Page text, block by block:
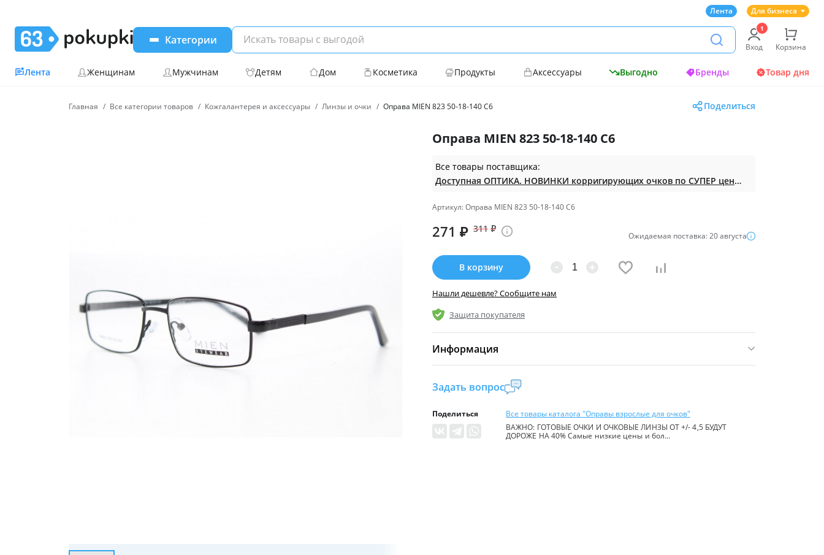
Лента Для бизнеса
Категории
Вход Корзина
Лента Женщинам Мужчинам Детям Дом Косметика Продукты Аксессуары Выгодно Бренды Товар дня
Главная Все категории товаров Кожгалантерея и аксессуары Линзы и очки Оправа MIEN 823 50-18-140 C6 Поделиться
Оправа MIEN 823 50-18-140 C6
Все товары поставщика:
Доступная ОПТИКА. НОВИНКИ корригирующих очков по СУПЕР ценам. Таких нет на МП.
Артикул: Оправа MIEN 823 50-18-140 C6
271 ₽ 311 ₽
Ожидаемая поставка: 20 августа
В корзину
Нашли дешевле? Сообщите нам
Защита покупателя
Информация
21 %
Уровень доступа:0
* Общие условия читайте вправилах сайта
Задать вопрос
Поделиться
Все товары каталога "Оправы взрослые для очков"
ВАЖНО: ГОТОВЫЕ ОЧКИ И ОЧКОВЫЕ ЛИНЗЫ ОТ +/- 4,5 БУДУТ
ДОРОЖЕ НА 40% Самые низкие цены и бол...